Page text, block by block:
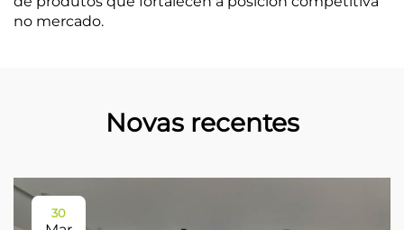
no mercado.
Novas recentes
30